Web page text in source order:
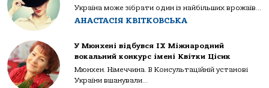
Україна може зібрати один із найбільших врожаїв...
АНАСТАСІЯ КВІТКОВСЬКА
У Мюнхені відбувся IX Міжнародний
вокальний конкурс імені Квітки Цісик
Мюнхен. Німеччина. В Консультаційній установі
України вшанували...